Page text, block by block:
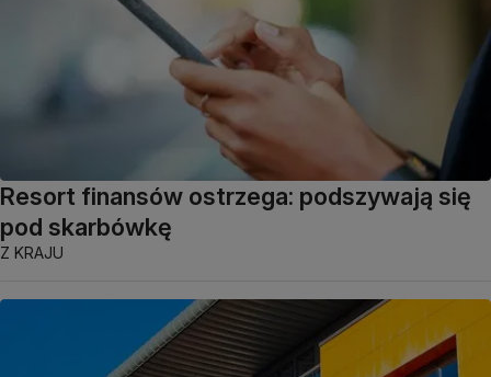
Resort finansów ostrzega: podszywają się
pod skarbówkę
Z KRAJU